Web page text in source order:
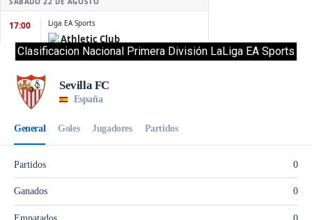
Clasificacion Nacional Primera División LaLiga EA Sports